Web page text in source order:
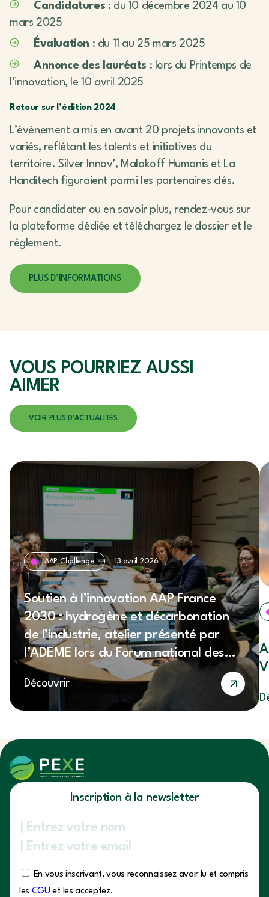
Candidatures : du 10 décembre 2024 au 10
mars 2025
Évaluation : du 11 au 25 mars 2025
Annonce des lauréats : lors du Printemps de
l’innovation, le 10 avril 2025
Retour sur l’édition 2024
L’événement a mis en avant 20 projets innovants et
variés, reflétant les talents et initiatives du
territoire. Silver Innov’, Malakoff Humanis et La
Handitech figuraient parmi les partenaires clés.
Pour candidater ou en savoir plus, rendez-vous sur
la plateforme dédiée et téléchargez le dossier et le
règlement.
PLUS D’INFORMATIONS
VOUS POURRIEZAUSSI
AIMER
VOIR PLUS D'ACTUALITÉS
AAP Challenge 13 avril 2026
Soutien à l’innovation AAP France
2030 : hydrogène et décarbonation
de l’industrie, atelier présenté par
l’ADEME lors du Forum national des
éco-entreprises 2026
Découvrir
Inscription à la newsletter
En vous inscrivant, vous reconnaissez avoir lu et compris
les CGU et les acceptez.